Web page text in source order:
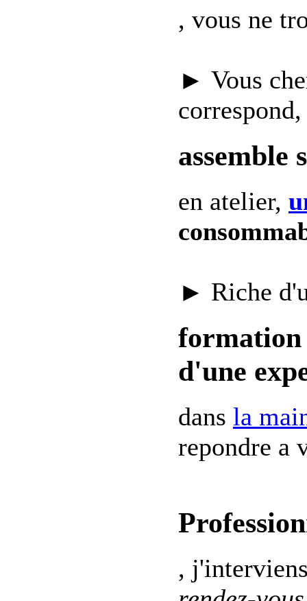
, vous ne
► Vous
correspond,
assemble
en atelier,
► Riche
formation
d'une
dans la
repondre a
,